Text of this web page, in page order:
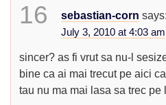
16 sebastian-corn says:
July 3, 2010 at 4:03 am
sincer? as fi vrut sa nu-l
bine ca ai mai trecut pe aici
tau nu ma mai lasa sa trec pe